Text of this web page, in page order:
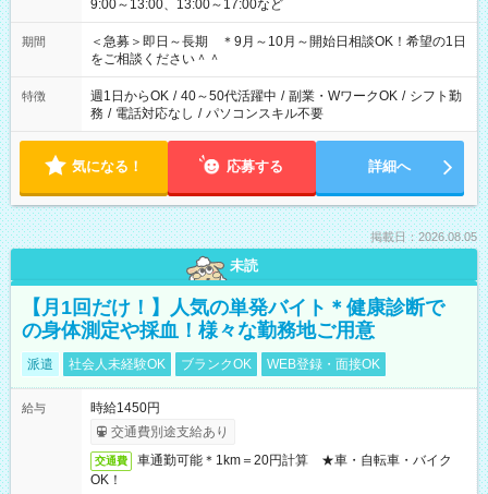
9:00～13:00、13:00～17:00など
期間
＜急募＞即日～長期 ＊9月～10月～開始日相談OK！希望の1日
をご相談ください＾＾
特徴 週1日からOK / 40～50代活躍中 / 副業・WワークOK / シフト勤
務 / 電話対応なし / パソコンスキル不要
気になる！ 応募する 詳細へ
掲載日：2026.08.05
未読
【月1回だけ！】人気の単発バイト＊健康診断で
の身体測定や採血！様々な勤務地ご用意
派遣 社会人未経験OK ブランクOK WEB登録・面接OK
給与
時給1450円
交通費別途支給あり
交通費
車通勤可能＊1km＝20円計算 ★車・自転車・バイク
OK！